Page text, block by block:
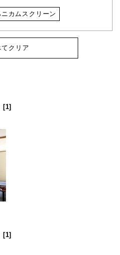
ニカムスクリーン
てクリア
[1]
[1]